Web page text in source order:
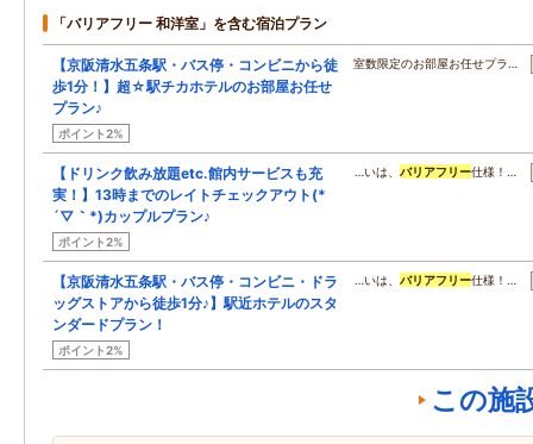
「バリアフリー 和洋室」を含む宿泊プラン
【京阪清水五条駅・バス停・コンビニから徒
歩1分！】超☆駅チカホテルのお部屋お任せ
プラン♪
ポイント2%
室数限定のお部屋お任せプラ…
【ドリンク飲み放題etc.館内サービスも充
実！】13時までのレイトチェックアウト(*
´▽｀*)カップルプラン♪
ポイント2%
…いは、 バリアフリー仕様！…
【京阪清水五条駅・バス停・コンビニ・ドラ
ッグストアから徒歩1分♪】駅近ホテルのスタ
ンダードプラン！
ポイント2%
…いは、 バリアフリー仕様！…
この施